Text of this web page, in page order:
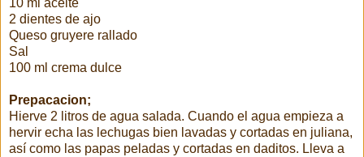
10 ml aceite
2 dientes de ajo
Queso gruyere rallado
Sal
100 ml crema dulce
Prepacacion;
Hierve 2 litros de agua salada. Cuando el agua empieza a
hervir echa las lechugas bien lavadas y cortadas en juliana,
así como las papas peladas y cortadas en daditos. Lleva a